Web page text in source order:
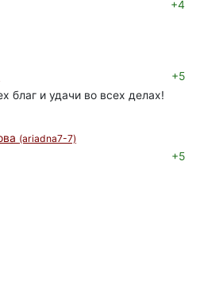
+4
+5
благ и удачи во всех делах!
(ariadna7-7)
+5